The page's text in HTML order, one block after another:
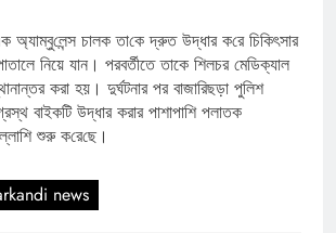
অ‌্যাম্বু‌লেন্স চালক তা‌কে দ্রুত উদ্ধার ক‌রে চি‌কিৎসার
নিয়ে যান। পরবর্তীতে তাকে শিলচর মে‌ডি‌ক্যাল
করা হয়। দুর্ঘটনার পর বাজা‌রিছড়া পু‌লিশ
বাইক‌টি উদ্ধার করার পাশাপা‌শি পলাতক
শুরু ক‌রে‌ছে।
news